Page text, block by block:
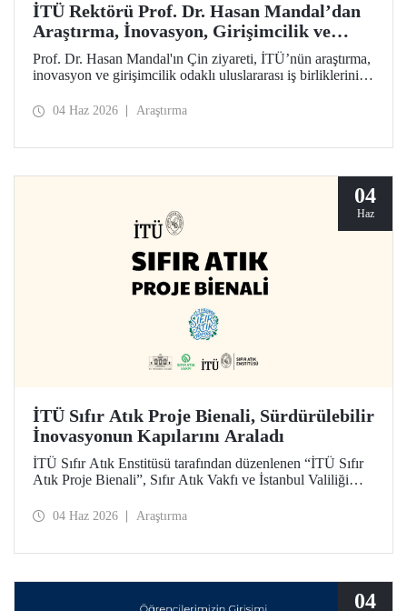
İTÜ Rektörü Prof. Dr. Hasan Mandal’dan
Araştırma, İnovasyon, Girişimcilik ve
Teknoloji Odaklı Uluslararası İş
Birliklerini Güçlendiren Çin Ziyareti
Prof. Dr. Hasan Mandal'ın Çin ziyareti, İTÜ’nün araştırma,
inovasyon ve girişimcilik odaklı uluslararası iş birliklerini
owned Capital Investment Co. (SSCI) ve TIMC ile İTÜ
04 Haz 2026 Araştırma
04
Haz
İTÜ Sıfır Atık Proje Bienali, Sürdürülebilir
İnovasyonun Kapılarını Araladı
İTÜ Sıfır Atık Enstitüsü tarafından düzenlenen “İTÜ Sıfır
Atık Proje Bienali”, Sıfır Atık Vakfı ve İstanbul Valiliği
kapsamında 3 Haziran 2026’da İTÜ Süleyman Demirel
04 Haz 2026 Araştırma
04